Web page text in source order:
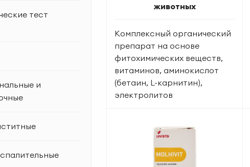
тест
и
животных
Комплексный органический
препарат на основе
фитохимических веществ,
витаминов, аминокислот
(бетаин, L-карнитин),
электролитов